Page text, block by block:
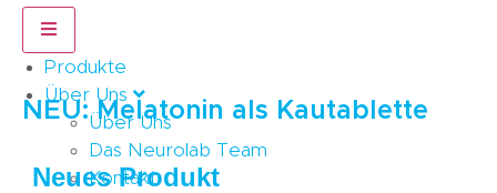
Produkte
Über Uns
Über Uns
Das Neurolab Team
Kontakt
Hamburger Toggle Menu
NEU: Melatonin als Kautablette
Neues Produkt